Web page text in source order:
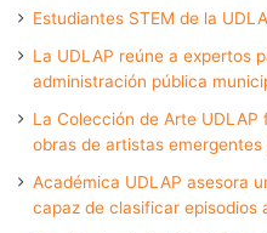
Estudiantes STEM de la
La UDLAP reúne a expertos
administración pública
La Colección de Arte
obras de artistas
Académica UDLAP asesora
capaz de clasificar episodios